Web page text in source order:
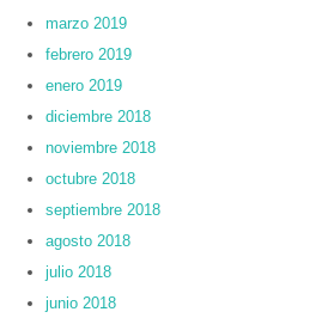
marzo 2019
febrero 2019
enero 2019
diciembre 2018
noviembre 2018
octubre 2018
septiembre 2018
agosto 2018
julio 2018
junio 2018